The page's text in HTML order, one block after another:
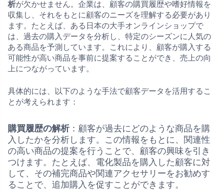
析が欠かせません。企業は、顧客の購買履歴や嗜好情報を
収集し、それをもとに顧客のニーズを理解する必要があり
ます。たとえば、ある日本の大手オンラインショップで
は、過去の購入データを分析し、特定のシーズンに人気の
ある商品を予測しています。これにより、顧客が購入する
可能性が高い商品を事前に提案することができ、売上の向
上につながっています。
具体的には、以下のような手法で顧客データを活用するこ
とが考えられます：
購買履歴の解析：顧客が過去にどのような商品を購
入したかを分析します。この情報をもとに、関連性
の高い商品の提案を行うことで、顧客の興味を引き
つけます。たとえば、電化製品を購入した顧客に対
して、その補完商品や関連アクセサリーをお勧めす
ることで、追加購入を促すことができます。